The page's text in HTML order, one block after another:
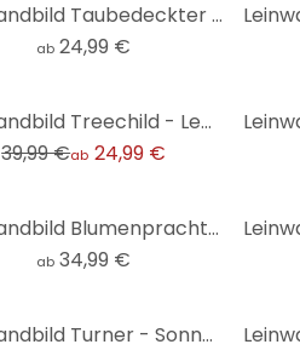
Leinwandbild Taubedeckter Sonnenaufgang - Kværnstrøm
ab 24,99 €
Leinwandbild Treechild - Lebensfreude bunter Menschen - Panorama
39,99 €ab 24,99 €
Leinwandbild Blumenpracht in warmen Pastelltönen | Florale Kunst - Paksoylu - Panorama
ab 34,99 €
Leinwandbild Turner - Sonnenuntergang über einem See